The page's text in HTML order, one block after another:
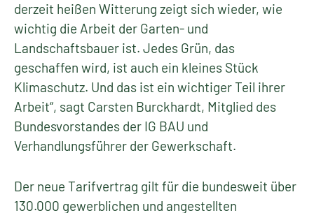
derzeit heißen Witterung zeigt sich wieder, wie
wichtig die Arbeit der Garten- und
Landschaftsbauer ist. Jedes Grün, das
geschaffen wird, ist auch ein kleines Stück
Klimaschutz. Und das ist ein wichtiger Teil ihrer
Arbeit“, sagt Carsten Burckhardt, Mitglied des
Bundesvorstandes der IG BAU und
Verhandlungsführer der Gewerkschaft.
Der neue Tarifvertrag gilt für die bundesweit über
130.000 gewerblichen und angestellten